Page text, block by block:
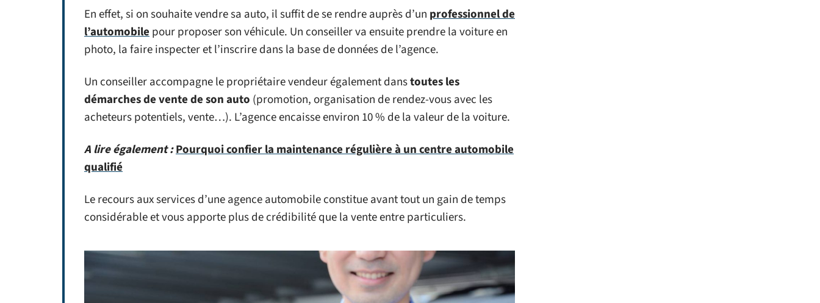
En effet, si on souhaite vendre sa auto, il suffit de se rendre auprès d’un professionnel de
l’automobilepour proposer son véhicule. Un conseiller va ensuite prendre la voiture en
photo, la faire inspecter et l’inscrire dans la base de données de l’agence.
Un conseiller accompagne le propriétaire vendeur également danstoutes les
démarches de vente de son auto (promotion, organisation de rendez-vous avec les
acheteurs potentiels, vente…). L’agence encaisse environ 10 % de la valeur de la voiture.
A lire également :Pourquoi confier la maintenance régulière à un centre automobile
qualifié
Le recours aux services d’une agence automobile constitue avant tout un gain de temps
considérable et vous apporte plus de crédibilité que la vente entre particuliers.